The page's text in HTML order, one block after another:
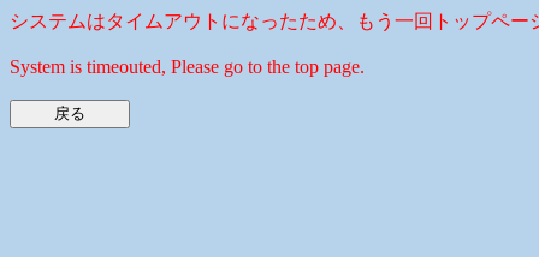
システムはタイムアウトになったため、もう一回トップペー
System is timeouted, Please go to the top page.